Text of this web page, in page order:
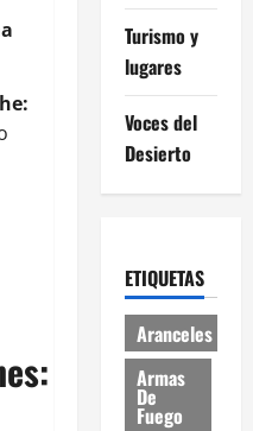
Turismo y
lugares
Voces del
Desierto
ETIQUETAS
Aranceles
Armas
De
Fuego